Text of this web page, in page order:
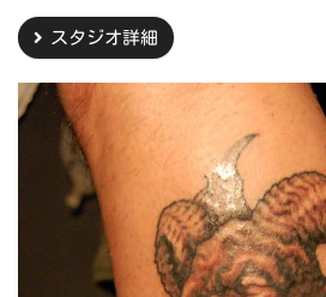
スタジオ詳細